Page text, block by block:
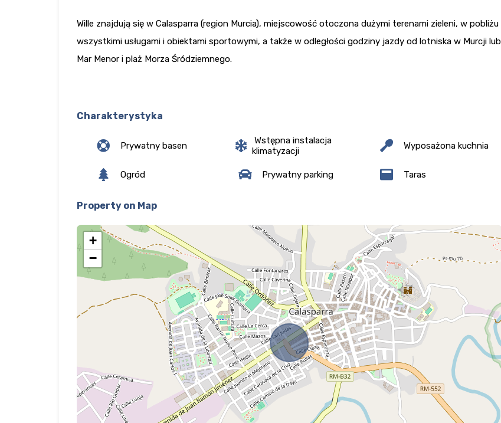
Wille znajdują się w Calasparra (region Murcia), miejscowość otoczona dużymi terenami zieleni, w pobliżu
wszystkimi usługami i obiektami sportowymi, a także w odległości godziny jazdy od lotniska w Murcji lub
Mar Menor i plaż Morza Śródziemnego.
Charakterystyka
Prywatny basen
Wstępna instalacja
klimatyzacji
Wyposażona kuchnia
Ogród Prywatny parking Taras
Property on Map
+
−